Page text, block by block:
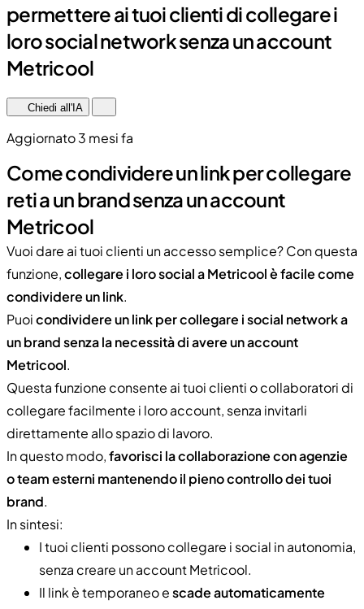
permettere ai tuoi clienti di collegare i
loro social network senza un account
Metricool
Chiedi all'IA
Aggiornato 3 mesi fa
Come condividere un link per collegare
reti a un brand senza un account
Metricool
Vuoi dare ai tuoi clienti un accesso semplice? Con questa
funzione,collegare i loro social a Metricool è facile come
condividere un link.
Puoicondividere un link per collegare i social network a
un brand senza la necessità di avere un account
Metricool.
Questa funzione consente ai tuoi clienti o collaboratori di
collegare facilmente i loro account, senza invitarli
direttamente allo spazio di lavoro.
In questo modo,favorisci la collaborazione con agenzie
o team esterni mantenendo il pieno controllo dei tuoi
brand.
In sintesi:
I tuoi clienti possono collegare i social in autonomia,
senza creare un account Metricool.
Il link è temporaneo escade automaticamente